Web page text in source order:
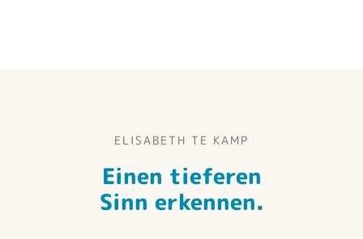
ELISABETH TE KAMP
Einen tieferen
Sinn erkennen.